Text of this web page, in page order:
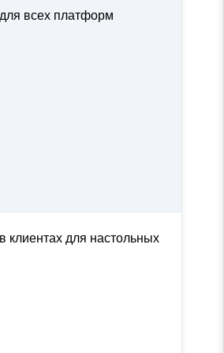
всех платформ
клиентах для настольных